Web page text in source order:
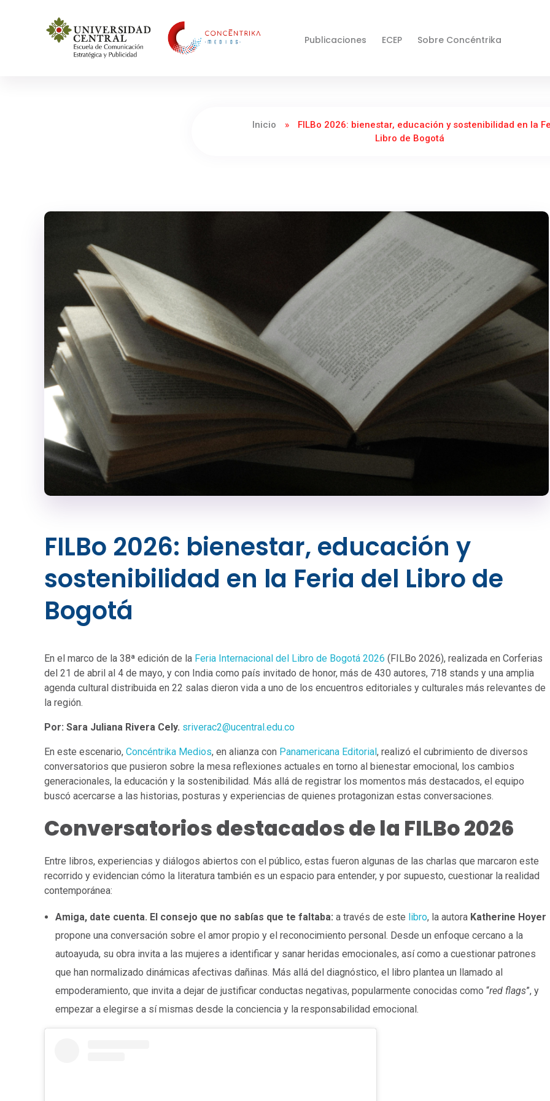
Publicaciones ECEP Sobre Concéntrika
Inicio »
FILBo 2026: bienestar, educación y sostenibilidad en la
Libro de Bogotá
FILBo 2026: bienestar, educación y
sostenibilidad en la Feria del Libro de
Bogotá
En el marco de la 38ª edición de la Feria Internacional del Libro de Bogotá 2026 (FILBo 2026), realizada en Corferias
del 21 de abril al 4 de mayo, y con India como país invitado de honor, más de 430 autores, 718 stands y una amplia
agenda cultural distribuida en 22 salas dieron vida a uno de los encuentros editoriales y culturales más relevantes de
la región.
Por: Sara Juliana Rivera Cely. sriverac2@ucentral.edu.co
En este escenario, Concéntrika Medios, en alianza con Panamericana Editorial, realizó el cubrimiento de diversos
conversatorios que pusieron sobre la mesa reflexiones actuales en torno al bienestar emocional, los cambios
generacionales, la educación y la sostenibilidad. Más allá de registrar los momentos más destacados, el equipo
buscó acercarse a las historias, posturas y experiencias de quienes protagonizan estas conversaciones.
Conversatorios destacados de la FILBo 2026
Entre libros, experiencias y diálogos abiertos con el público, estas fueron algunas de las charlas que marcaron este
recorrido y evidencian cómo la literatura también es un espacio para entender, y por supuesto, cuestionar la realidad
contemporánea:
Amiga, date cuenta. El consejo que no sabías que te faltaba: a través de este libro, la autora Katherine Hoyer
propone una conversación sobre el amor propio y el reconocimiento personal. Desde un enfoque cercano a la
autoayuda, su obra invita a las mujeres a identificar y sanar heridas emocionales, así como a cuestionar patrones
que han normalizado dinámicas afectivas dañinas. Más allá del diagnóstico, el libro plantea un llamado al
empoderamiento, que invita a dejar de justificar conductas negativas, popularmente conocidas como “red flags”, y
empezar a elegirse a sí mismas desde la conciencia y la responsabilidad emocional.